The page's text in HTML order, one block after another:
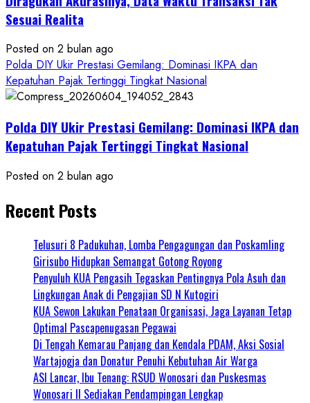
Sesuai Realita
Posted on 2 bulan ago
Polda DIY Ukir Prestasi Gemilang: Dominasi IKPA dan
Kepatuhan Pajak Tertinggi Tingkat Nasional
Polda DIY Ukir Prestasi Gemilang: Dominasi IKPA dan
Kepatuhan Pajak Tertinggi Tingkat Nasional
Posted on 2 bulan ago
Recent Posts
Telusuri 8 Padukuhan, Lomba Pengagungan dan Poskamling
Girisubo Hidupkan Semangat Gotong Royong
Penyuluh KUA Pengasih Tegaskan Pentingnya Pola Asuh dan
Lingkungan Anak di Pengajian SD N Kutogiri
KUA Sewon Lakukan Penataan Organisasi, Jaga Layanan Tetap
Optimal Pascapenugasan Pegawai
Di Tengah Kemarau Panjang dan Kendala PDAM, Aksi Sosial
Wartajogja dan Donatur Penuhi Kebutuhan Air Warga
ASI Lancar, Ibu Tenang: RSUD Wonosari dan Puskesmas
Wonosari II Sediakan Pendampingan Lengkap